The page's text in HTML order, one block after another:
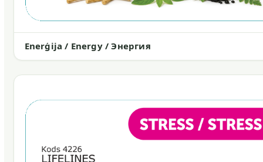
Enerģija / Energy / Энергия